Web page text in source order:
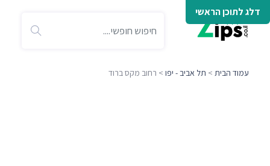
דלג לתוכן הראשי
עמוד הבית > תל אביב - יפו > רחוב מקס ברוד